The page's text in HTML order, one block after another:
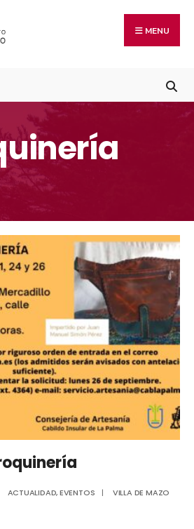
MENU
ACTUALIDAD,EVENTOS | VILLA DE MAZO